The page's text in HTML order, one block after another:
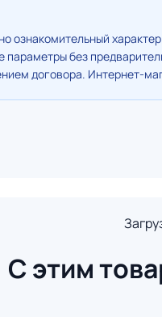
ознакомительный
без
договора. Интернет-
С этим